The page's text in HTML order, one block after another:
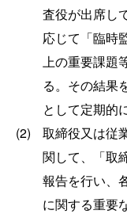
査役が出席し
応じて「臨時
上の重要課題
る。その結果
として定期的
(2)
取締役又は従
関して、「取
報告を行い、
に関する重要